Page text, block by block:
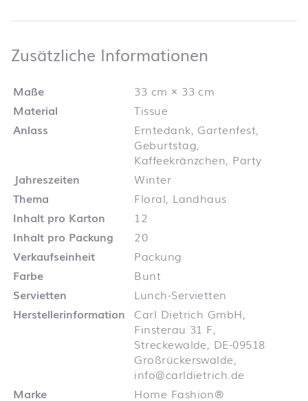
Zusätzliche Informationen
Maße
33 cm × 33 cm
Material
Tissue
Anlass
Erntedank, Gartenfest,
Geburtstag,
Kaffeekränzchen, Party
Jahreszeiten
Winter
Thema
Floral, Landhaus
Inhalt pro Karton
12
Inhalt pro Packung
20
Verkaufseinheit
Packung
Farbe
Bunt
Servietten
Lunch-Servietten
Herstellerinformation
Carl Dietrich GmbH,
Finsterau 31 F,
Streckewalde, DE-09518
Großrückerswalde,
info@carldietrich.de
Marke
Home Fashion®